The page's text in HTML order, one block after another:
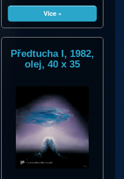
Více »
Předtucha I, 1982,
olej, 40 x 35